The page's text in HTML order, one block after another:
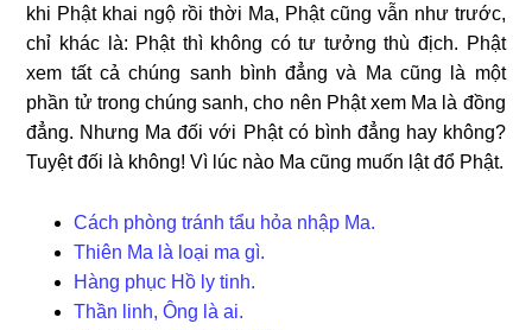
khi Phật khai ngộ rồi thời Ma, Phật cũng vẫn như trước,
chỉ khác là: Phật thì không có tư tưởng thù địch. Phật
xem tất cả chúng sanh bình đẳng và Ma cũng là một
phần tử trong chúng sanh, cho nên Phật xem Ma là đồng
đẳng. Nhưng Ma đối với Phật có bình đẳng hay không?
Tuyệt đối là không! Vì lúc nào Ma cũng muốn lật đổ Phật.
Cách phòng tránh tẩu hỏa nhập Ma.
Thiên Ma là loại ma gì.
Hàng phục Hồ ly tinh.
Thần linh, Ông là ai.